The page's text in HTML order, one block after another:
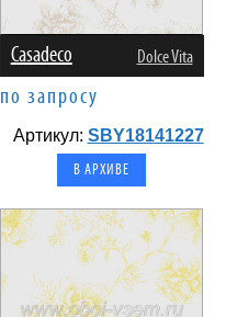
Casadeco Dolce Vita
по запросу
Артикул: SBY18141227
В АРХИВЕ